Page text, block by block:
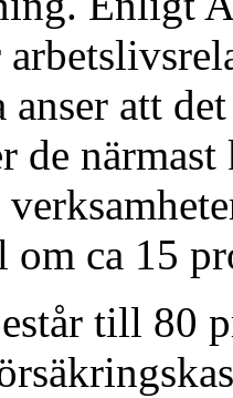
anser att
närmast
om ca 15
till 80